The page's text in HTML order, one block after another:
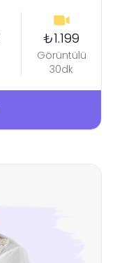
₺1.199
Görüntülü
30dk